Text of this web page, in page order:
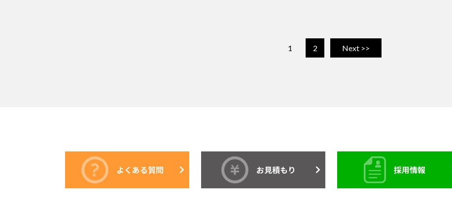
1 2 Next >>
よくある質問 お見積もり 採用情報